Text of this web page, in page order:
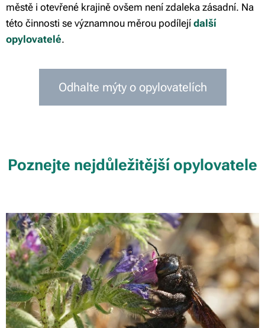
městě i otevřené krajině ovšem není zdaleka zásadní. Na
této činnosti se významnou měrou podílejí další
opylovatelé.
Odhalte mýty o opylovatelích
Poznejte nejdůležitější opylovatele